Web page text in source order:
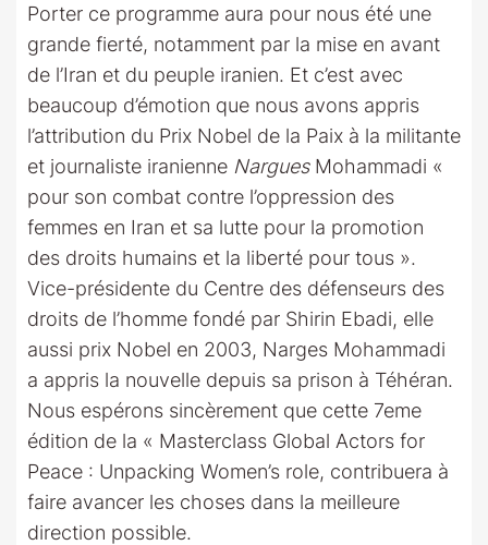
Porter ce programme aura pour nous été une
grande fierté, notamment par la mise en avant
de l’Iran et du peuple iranien. Et c’est avec
beaucoup d’émotion que nous avons appris
l’attribution du Prix Nobel de la Paix à la militante
et journaliste iranienne NarguesMohammadi «
pour son combat contre l’oppression des
femmes en Iran et sa lutte pour la promotion
des droits humains et la liberté pour tous ».
Vice-présidente du Centre des défenseurs des
droits de l’homme fondé par Shirin Ebadi, elle
aussi prix Nobel en 2003, Narges Mohammadi
a appris la nouvelle depuis sa prison à Téhéran.
Nous espérons sincèrement que cette 7eme
édition de la « Masterclass Global Actors for
Peace : Unpacking Women’s role, contribuera à
faire avancer les choses dans la meilleure
direction possible.